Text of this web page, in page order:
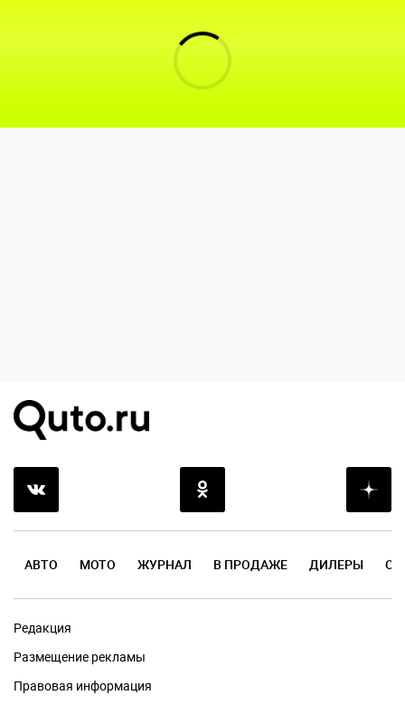
АВТО МОТО ЖУРНАЛ В ПРОДАЖЕ ДИЛЕРЫ
Редакция
Размещение рекламы
Правовая информация